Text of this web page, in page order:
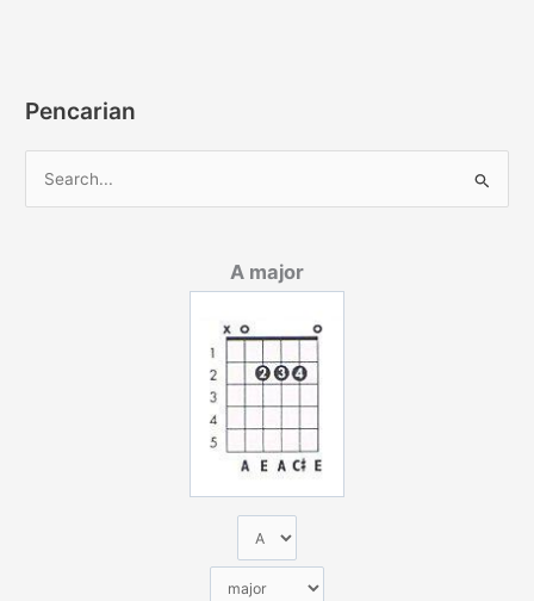
Pencarian
A major